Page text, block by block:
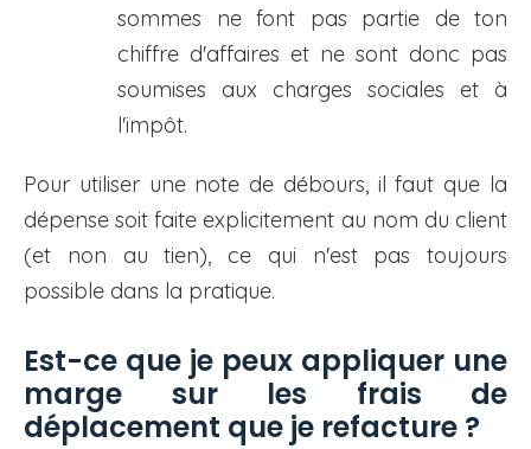
sommes ne font pas partie de ton
chiffre d'affaires et ne sont donc pas
soumises aux charges sociales et à
l'impôt.
Pour utiliser une note de débours, il faut que la
dépense soit faite explicitement au nom du client
(et non au tien), ce qui n'est pas toujours
possible dans la pratique.
Est-ce que je peux appliquer une
marge sur les frais de
déplacement que je refacture ?